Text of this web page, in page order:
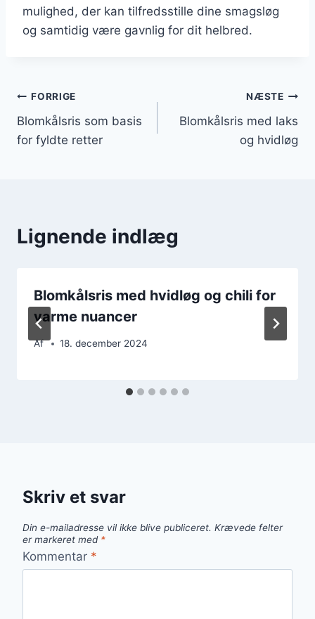
mulighed, der kan tilfredsstille dine smagsløg
og samtidig være gavnlig for dit helbred.
Indlægsnavigation
FORRIGE
Blomkålsris som basis
for fyldte retter
NÆSTE
Blomkålsris med laks
og hvidløg
Lignende indlæg
Blomkålsris med hvidløg og chili for
varme nuancer
Af 18. december 2024
Skriv et svar
Din e-mailadresse vil ikke blive publiceret. Krævede felter
er markeret med *
Kommentar *